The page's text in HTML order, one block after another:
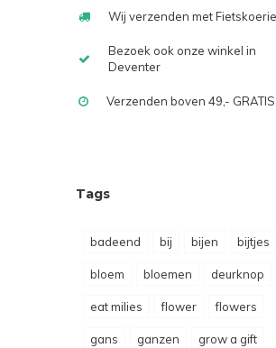
Wij verzenden met
Bezoek ook onze winkel in
Deventer
Verzenden boven 49,- GRATIS
Tags
badeend bij bijen bijtjes
bloem bloemen deurknop
eat milies flower flowers
gans ganzen grow a gift